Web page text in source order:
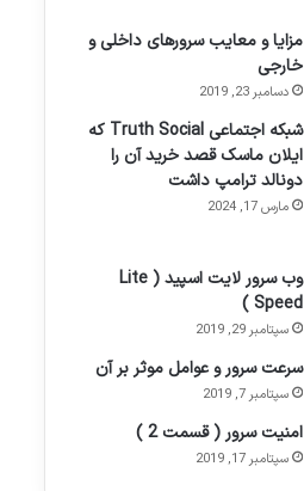
مزایا و معایب سرورهای داخلی و
خارجی
دسامبر 23, 2019
شبکه اجتماعی Truth Social که
ایلان ماسک قصد خرید آن را
دونالد ترامپ داشت
مارس 17, 2024
وب سرور لایت اسپید ( Lite
Speed )
سپتامبر 29, 2019
سرعت سرور و عوامل موثر بر آن
سپتامبر 7, 2019
امنیت سرور ( قسمت 2 )
سپتامبر 17, 2019